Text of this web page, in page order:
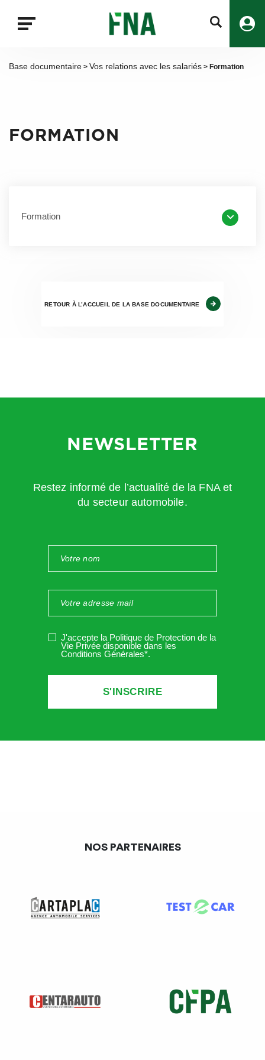
recherche
Base documentaire > Vos relations avec les salariés > Formation
FORMATION
Formation
RETOUR À L’ACCUEIL DE LA BASE DOCUMENTAIRE
NEWSLETTER
Restez informé de l’actualité de la FNA et
du secteur automobile.
J'accepte la Politique de Protection de la
Vie Privée disponible dans les
Conditions Générales*.
NOS PARTENAIRES